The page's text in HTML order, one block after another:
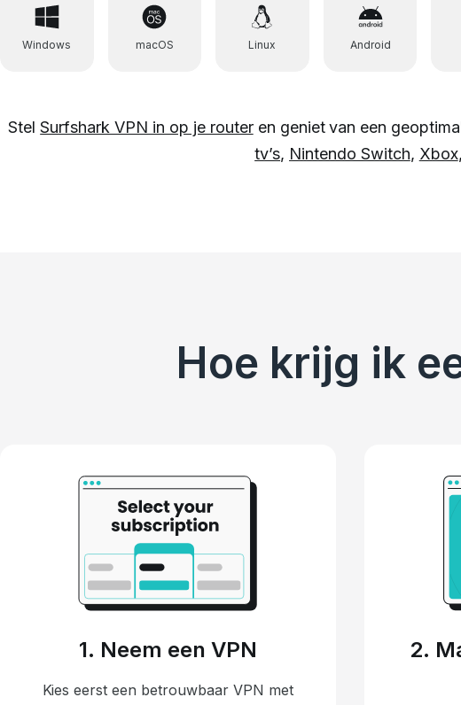
Windows macOS Linux Android
StelSurfshark VPN in op je routeren geniet van een
tv’s, Nintendo Switch, Xbox,
Hoe krijg ik
1. Neem een VPN
Kies eerst een betrouwbaar VPN met
2.